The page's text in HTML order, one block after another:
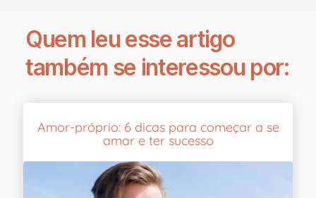
Quem leu esse artigo
também se interessou por:
Amor-próprio: 6 dicas para começar a se
amar e ter sucesso